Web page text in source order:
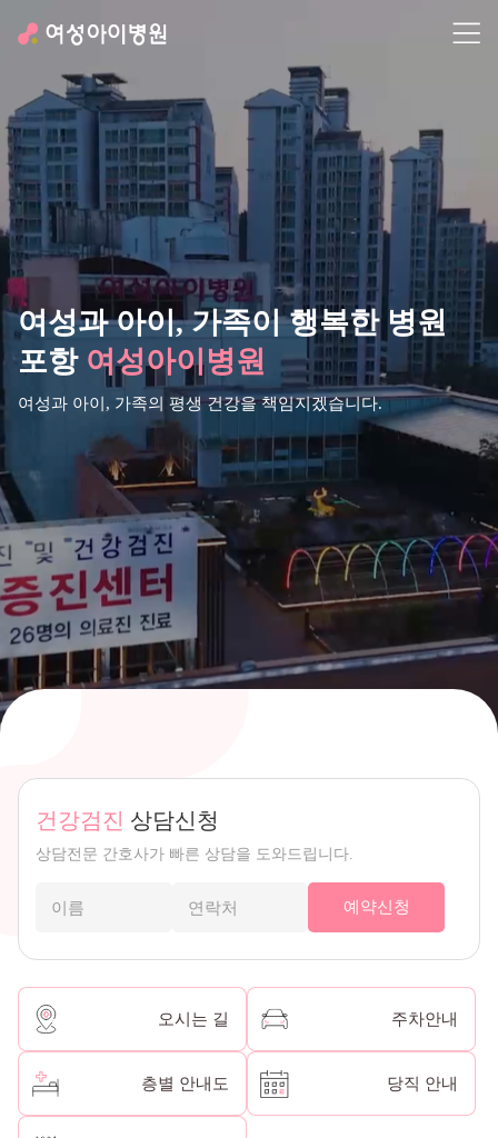
여성과 아이,가족이 행복한 병원
포항 여성아이병원
여성과 아이, 가족의 평생 건강을 책임지겠습니다.
건강검진 상담신청
상담전문 간호사가 빠른 상담을 도와드립니다.
예약신청
오시는 길 주차안내
층별 안내도 당직 안내